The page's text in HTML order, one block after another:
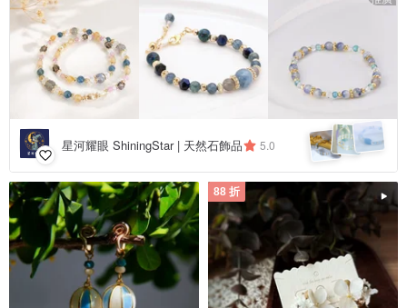
星河耀眼 ShiningStar | 天然石飾品 5.0
88 折